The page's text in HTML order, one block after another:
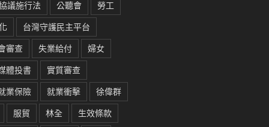
議施行法
公聽會
勞工
台灣守護民主平台
審查
失業給付
婦女
體投書
實質審查
業保險
就業衝擊
徐偉群
服貿
林全
生效條款